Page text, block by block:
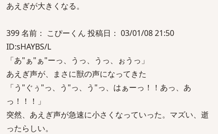
あえぎが大きくなる。
399 名前： こぴーくん 投稿日： 03/01/08 21:50
ID:sHAYBS/L
「あ"ぁ"ぁ"ーっ、うっ、うっ、ぉうっ」
あえぎ声が、まさに獣の声になってきた
「う"ぐぅ"っ、う"っ、う"っ、はぁーっ！！あっ、あ
っ！！！」
突然、あえぎ声が急速に小さくなっていった。マズい、逝
ったらしい。